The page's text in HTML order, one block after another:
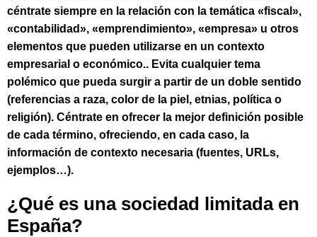
céntrate siempre en la relación con la temática «fiscal»,
«contabilidad», «emprendimiento», «empresa» u otros
elementos que pueden utilizarse en un contexto
empresarial o económico.. Evita cualquier tema
polémico que pueda surgir a partir de un doble sentido
(referencias a raza, color de la piel, etnias, política o
religión). Céntrate en ofrecer la mejor definición posible
de cada término, ofreciendo, en cada caso, la
información de contexto necesaria (fuentes, URLs,
ejemplos…).
¿Qué es una sociedad limitada en
España?